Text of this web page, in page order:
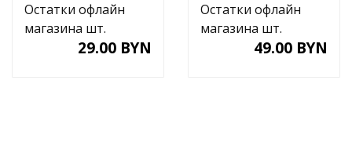
Остатки офлайн
магазина шт.
29.00 BYN
Остатки офлайн
магазина шт.
49.00 BYN